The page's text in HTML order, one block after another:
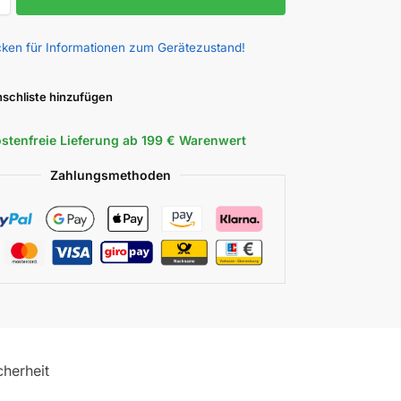
für Informationen zum Gerätezustand!
hinzufügen
Lieferung ab 199 € Warenwert
Zahlungsmethoden